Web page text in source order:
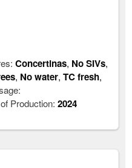
Concertinas, No SIVs,
, No water,TC fresh,
Production:2024